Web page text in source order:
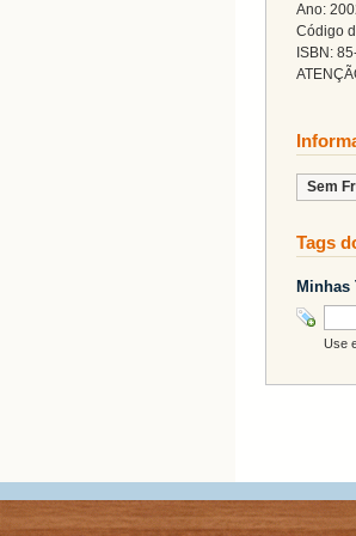
Ano:
Código
ISBN:
Sem
Tags
Minhas
Use